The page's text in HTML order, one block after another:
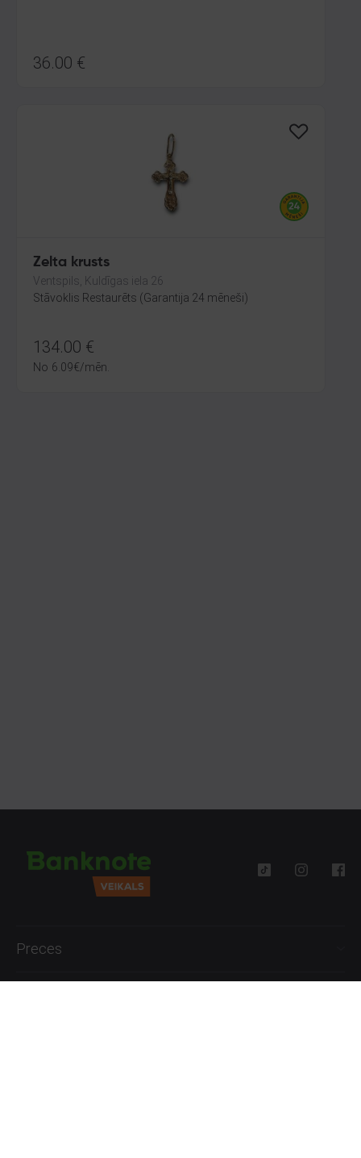
36.00 €
Zelta krusts
Ventspils, Kuldīgas iela 26
Stāvoklis Restaurēts (Garantija 24 mēneši)
134.00 €
No 6.09€/mēn.
Preces